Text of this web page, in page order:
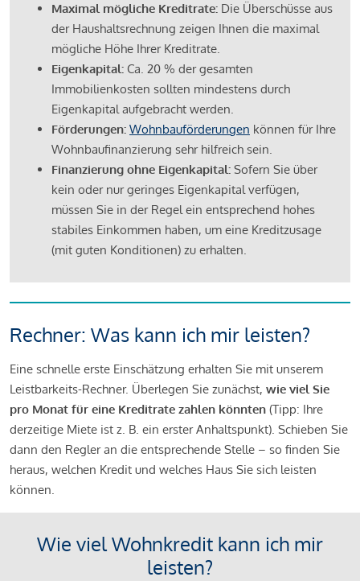
Maximal mögliche Kreditrate: Die Überschüsse aus
der Haushaltsrechnung zeigen Ihnen die maximal
mögliche Höhe Ihrer Kreditrate.
Eigenkapital: Ca. 20 % der gesamten
Immobilienkosten sollten mindestens durch
Eigenkapital aufgebracht werden.
Förderungen: Wohnbauförderungen können für Ihre
Wohnbaufinanzierung sehr hilfreich sein.
Finanzierung ohne Eigenkapital: Sofern Sie über
kein oder nur geringes Eigenkapital verfügen,
müssen Sie in der Regel ein entsprechend hohes
stabiles Einkommen haben, um eine Kreditzusage
(mit guten Konditionen) zu erhalten.
Rechner: Was kann ich mir leisten?
Eine schnelle erste Einschätzung erhalten Sie mit unserem
Leistbarkeits-Rechner. Überlegen Sie zunächst, wie viel Sie
pro Monat für eine Kreditrate zahlen könnten (Tipp: Ihre
derzeitige Miete ist z. B. ein erster Anhaltspunkt). Schieben Sie
dann den Regler an die entsprechende Stelle – so finden Sie
heraus, welchen Kredit und welches Haus Sie sich leisten
können.
Wie viel Wohnkredit kann ich mir
leisten?